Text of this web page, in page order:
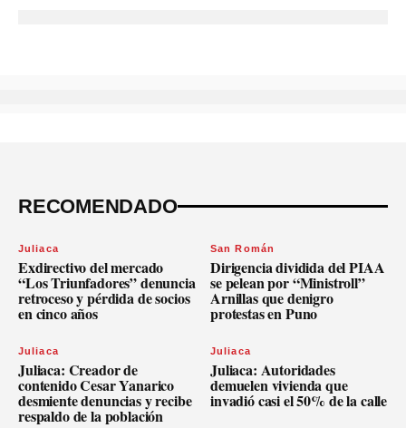
RECOMENDADO
Juliaca
Exdirectivo del mercado
“Los Triunfadores” denuncia
retroceso y pérdida de socios
en cinco años
San Román
Dirigencia dividida del PIAA
se pelean por “Ministroll”
Arnillas que denigro
protestas en Puno
Juliaca
Juliaca: Creador de
contenido Cesar Yanarico
desmiente denuncias y recibe
respaldo de la población
Juliaca
Juliaca: Autoridades
demuelen vivienda que
invadió casi el 50% de la calle